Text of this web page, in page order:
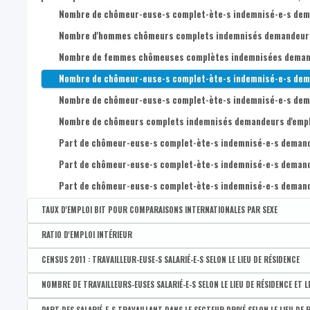
Taux de chômage administratif des 50-64 ans
Taux de chômage administratif des 15-19 ans
Taux de chômage de très très longue durée (5 ans et plus)
Part des demandeur-euse-s d'emploi inoccupé-e-s (DEI) de
Part des demandeur-euse-s d'emploi inoccupé-e-s (DEI) de
Taux de chômage BIT des 20-64 ans
Taux de chômage BIT des hommes de 15-64 ans
Taux de chômage BIT des femmes de 15-64 ans
Nombre de chômeur-euse-s complet-ète-s indemnisé-e-s
Nombre d'hommes chômeurs complets indemnisés
Nombre de femmes chômeuses complètes indemnisées
Nombre de chômeur-euse-s complet-ète-s indemnisé-e-s
Nombre de chômeur-euse-s complet-ète-s indemnisé-e-s
Nombre de chômeurs complets indemnisés demandeurs
Part de chômeur-euse-s complet-ète-s indemnisé-e-s
Part de chômeur-euse-s complet-ète-s indemnisé-e-s
Part de chômeur-euse-s complet-ète-s indemnisé-e-s
TAUX D'EMPLOI BIT POUR COMPARAISONS INTERNATIONALES PAR SEXE
Disponible par :Commune - Arrondissement - Province - Bassin EFE - Zone de
Taux d'emploi BIT des 20-64 ans
Taux d'emploi BIT des hommes 20-64 ans
Taux d'emploi BIT des femmes de 20-64 ans
RATIO D'EMPLOI INTÉRIEUR
Disponible par : Commune - Arrondissement - Province - Bassin EFE - Zone de
Ratio d'emploi intérieur
CENSUS 2011 : TRAVAILLEUR-EUSE-S SALARIÉ-E-S SELON LE LIEU DE RÉSIDENCE
Disponible par :Commune - Arrondissement - Province - Bassin EFE - Zone de
CENSUS 2011 : Nombre de travailleurs salariés
NOMBRE DE TRAVAILLEURS-EUSES SALARIÉ-E-S SELON LE LIEU DE RÉSIDENCE ET